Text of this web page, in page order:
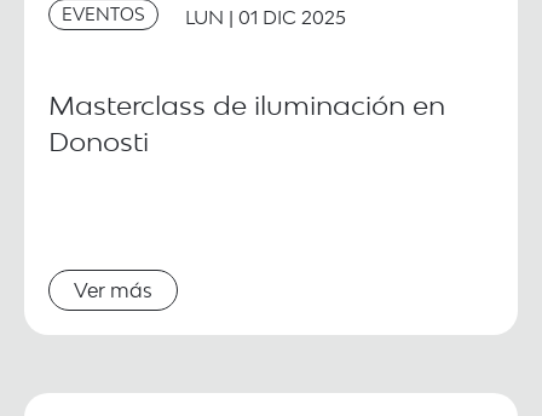
EVENTOS LUN | 01 DIC 2025
Masterclass de iluminación en
Donosti
Ver más